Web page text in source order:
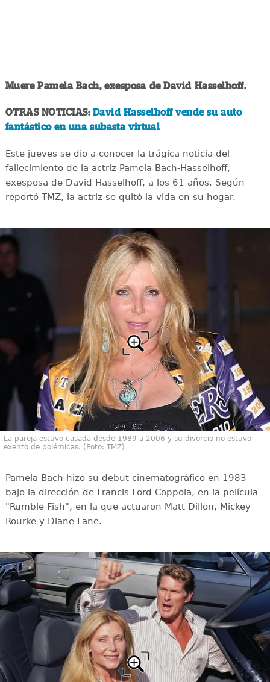
Muere Pamela Bach, exesposa de David Hasselhoff.
OTRAS NOTICIAS: David Hasselhoff vende su auto
fantástico en una subasta virtual
Este jueves se dio a conocer la trágica noticia del
fallecimiento de la actriz Pamela Bach-Hasselhoff,
exesposa de David Hasselhoff, a los 61 años. Según
reportó TMZ, la actriz se quitó la vida en su hogar.
La pareja estuvo casada desde 1989 a 2006 y su divorcio no estuvo
exento de polémicas. (Foto: TMZ)
Pamela Bach hizo su debut cinematográfico en 1983
bajo la dirección de Francis Ford Coppola, en la película
"Rumble Fish", en la que actuaron Matt Dillon, Mickey
Rourke y Diane Lane.